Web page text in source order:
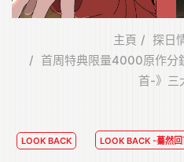
Search
for:
主頁
探日
首周特典限量4000原作分
首-》三
LOOK BACK LOOK BACK -驀然